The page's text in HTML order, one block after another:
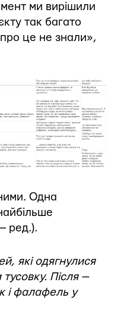
ми вирішили
так багато
це не знали»,
Одна
ред.).
які одягнулися
Після —
і фалафель у